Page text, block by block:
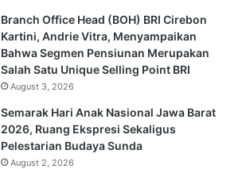
Branch Office Head (BOH) BRI Cirebon
Kartini, Andrie Vitra, Menyampaikan
Bahwa Segmen Pensiunan Merupakan
Salah Satu Unique Selling Point BRI
August 3, 2026
Semarak Hari Anak Nasional Jawa Barat
2026, Ruang Ekspresi Sekaligus
Pelestarian Budaya Sunda
August 2, 2026